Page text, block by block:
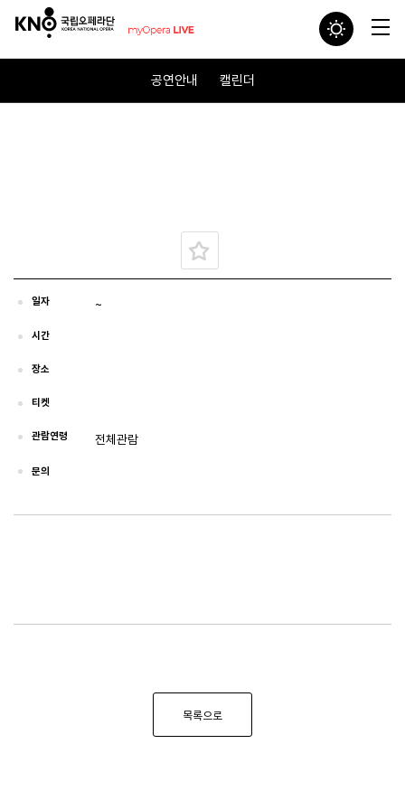
공연안내 캘린더
일자 ~
시간
장소
티켓
관람연령 전체관람
문의
목록으로